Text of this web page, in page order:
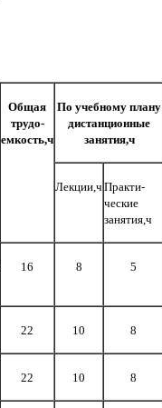
Общая
трудо-
емкость,ч
По учебному плану
дистанционные
занятия,ч
Лекции,ч Практи-
ческие
занятия,ч
16 8 5
22 10 8
22 10 8